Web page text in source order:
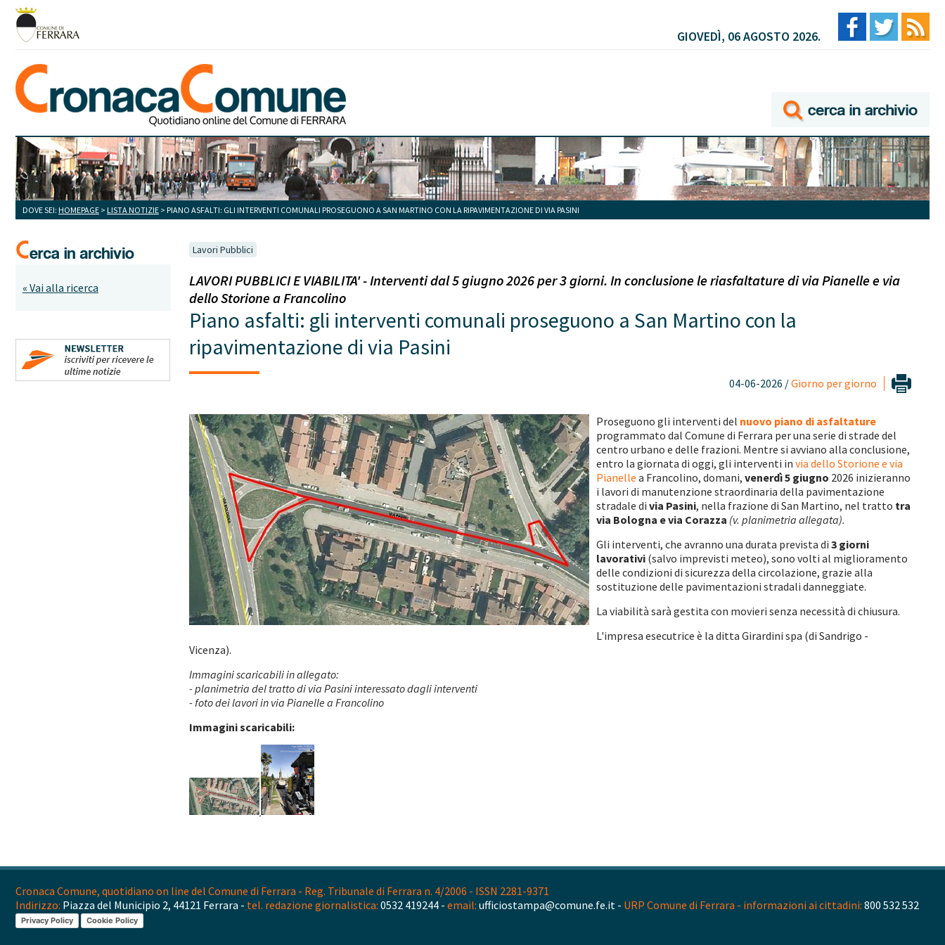
GIOVEDÌ, 06 AGOSTO 2026.
DOVE SEI: HOMEPAGE > LISTA NOTIZIE > PIANO ASFALTI: GLI INTERVENTI COMUNALI PROSEGUONO A SAN MARTINO CON LA RIPAVIMENTAZIONE DI VIA PASINI
« Vai alla ricerca
Lavori Pubblici
LAVORI PUBBLICI E VIABILITA' - Interventi dal 5 giugno 2026 per 3 giorni. In conclusione le riasfaltature di via Pianelle e via
dello Storione a Francolino
Piano asfalti: gli interventi comunali proseguono a San Martino con la
ripavimentazione di via Pasini
04-06-2026 /Giorno per giorno
Proseguono gli interventi del nuovo piano di asfaltature
programmato dal Comune di Ferrara per una serie di strade del
centro urbano e delle frazioni. Mentre si avviano alla conclusione,
entro la giornata di oggi, gli interventi in via dello Storione e via
Pianelle a Francolino, domani, venerdì 5 giugno 2026 inizieranno
i lavori di manutenzione straordinaria della pavimentazione
stradale di via Pasini, nella frazione di San Martino, nel tratto tra
via Bologna e via Corazza (v. planimetria allegata).
Gli interventi, che avranno una durata prevista di 3 giorni
lavorativi (salvo imprevisti meteo), sono volti al miglioramento
delle condizioni di sicurezza della circolazione, grazie alla
sostituzione delle pavimentazioni stradali danneggiate.
La viabilità sarà gestita con movieri senza necessità di chiusura.
L'impresa esecutrice è la ditta Girardini spa (di Sandrigo -
Vicenza).
Immagini scaricabili in allegato:
- planimetria del tratto di via Pasini interessato dagli interventi
- foto dei lavori in via Pianelle a Francolino
Immagini scaricabili:
Cronaca Comune, quotidiano on line del Comune di Ferrara - Reg. Tribunale di Ferrara n. 4/2006 - ISSN 2281-9371
Indirizzo: Piazza del Municipio 2, 44121 Ferrara - tel. redazione giornalistica: 0532 419244 - email: ufficiostampa@comune.fe.it - URP Comune di Ferrara - informazioni ai cittadini: 800 532 532
Privacy Policy Cookie Policy